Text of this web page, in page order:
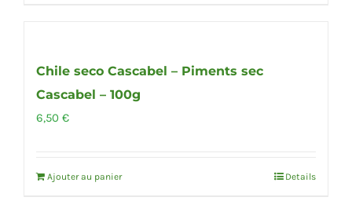
Chile seco Cascabel – Piments sec
Cascabel – 100g
6,50 €
Ajouter au panier Details